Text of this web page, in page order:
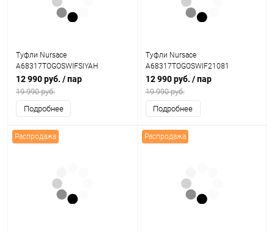
Туфли Nursace
A68317TOGOSWIFSIYAH
12 990 руб. / пар
19 990 руб.
Подробнее
Туфли Nursace
A68317TOGOSWIF21081
12 990 руб. / пар
19 990 руб.
Подробнее
Распродажа Распродажа